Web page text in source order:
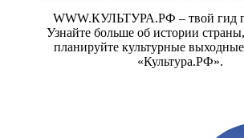
WWW.КУЛЬТУРА.РФ – твой гид
Узнайте больше об истории
планируйте культурные
«Культура.РФ».